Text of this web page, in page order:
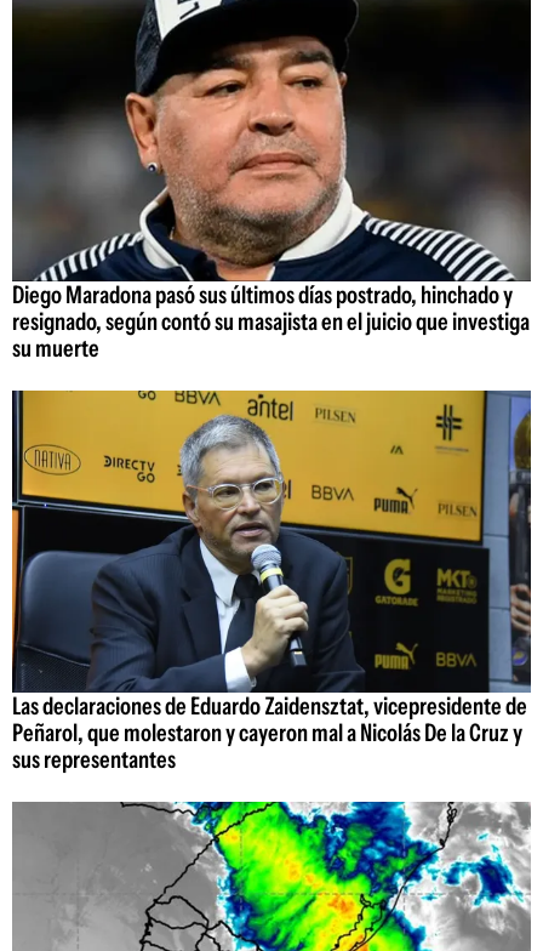
Diego Maradona pasó sus últimos días postrado, hinchado y
resignado, según contó su masajista en el juicio que investiga
su muerte
Las declaraciones de Eduardo Zaidensztat, vicepresidente de
Peñarol, que molestaron y cayeron mal a Nicolás De la Cruz y
sus representantes